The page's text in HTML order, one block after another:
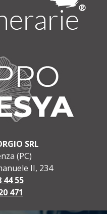
SRL
(PC)
II, 234
44 55
471